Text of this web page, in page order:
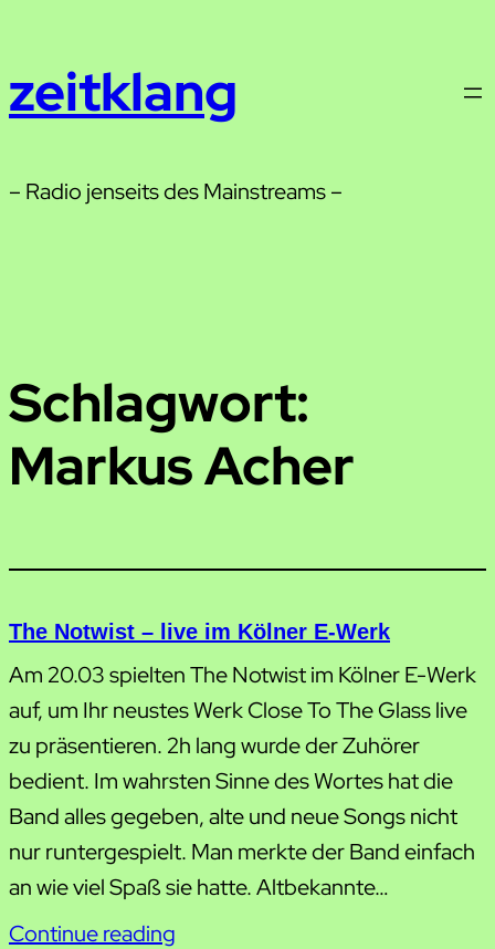
springen
zeitklang
– Radio jenseits des Mainstreams –
Schlagwort:
Markus Acher
The Notwist – live im Kölner E-Werk
Am 20.03 spielten The Notwist im Kölner E-Werk
auf, um Ihr neustes Werk Close To The Glass live
zu präsentieren. 2h lang wurde der Zuhörer
bedient. Im wahrsten Sinne des Wortes hat die
Band alles gegeben, alte und neue Songs nicht
nur runtergespielt. Man merkte der Band einfach
an wie viel Spaß sie hatte. Altbekannte…
Continue reading